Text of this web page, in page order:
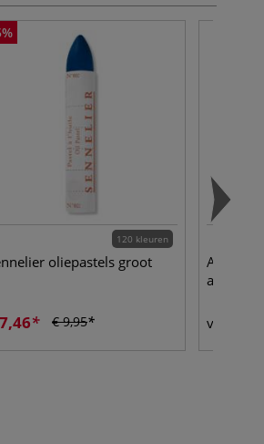
120 kleuren
oliepastels groot
€ 9,95
Ara |
vanaf